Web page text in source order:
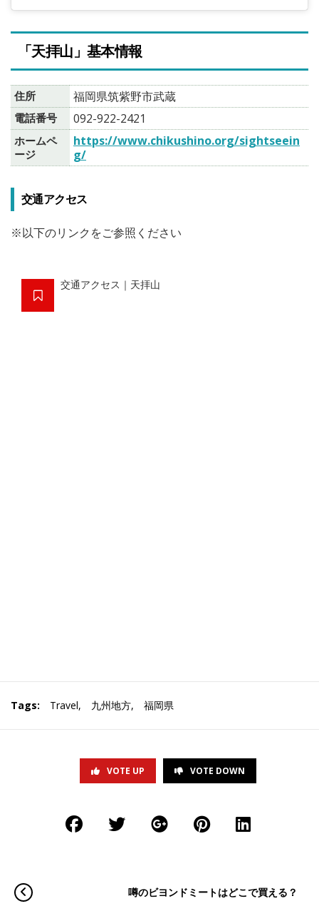
「天拝山」基本情報
住所 福岡県筑紫野市武蔵
電話番号 092-922-2421
ホームペ
ージ
https://www.chikushino.org/sightseein
g/
交通アクセス
※以下のリンクをご参照ください
交通アクセス｜天拝山
Tags: Travel, 九州地方, 福岡県
VOTE UP VOTE DOWN
噂のビヨンドミートはどこで買える？